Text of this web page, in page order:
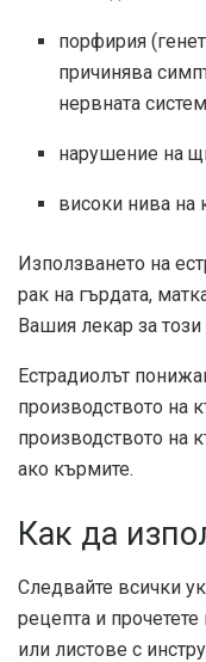
порфирия
причинява
нервната
нарушение на
високи нива на
Използването на
рак на гърдата,
Вашия лекар за този
Естрадиолът
производството на
производството на
ако кърмите.
Как да
Следвайте всички
рецепта и
или листове с